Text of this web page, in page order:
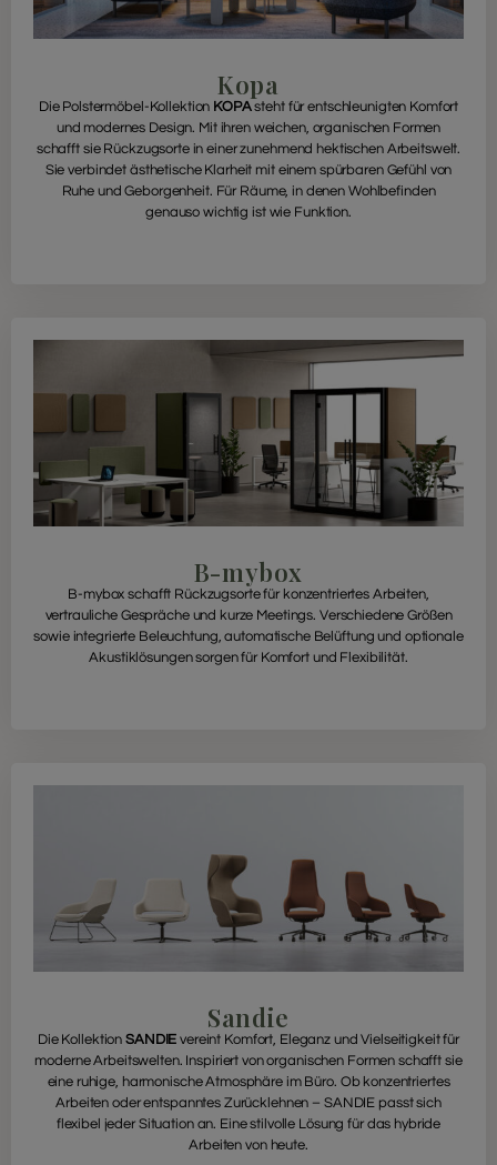
Kopa
Die Polstermöbel-Kollektion KOPAsteht für entschleunigten Komfort
und modernes Design. Mit ihren weichen, organischen Formen
schafft sie Rückzugsorte in einer zunehmend hektischen Arbeitswelt.
Sie verbindet ästhetische Klarheit mit einem spürbaren Gefühl von
Ruhe und Geborgenheit. Für Räume, in denen Wohlbefinden
genauso wichtig ist wie Funktion.
B-mybox
B-mybox schafft Rückzugsorte für konzentriertes Arbeiten,
vertrauliche Gespräche und kurze Meetings. Verschiedene Größen
sowie integrierte Beleuchtung, automatische Belüftung und optionale
Akustiklösungen sorgen für Komfort und Flexibilität.
Sandie
Die KollektionSANDIE vereint Komfort, Eleganz und Vielseitigkeit für
moderne Arbeitswelten. Inspiriert von organischen Formen schafft sie
eine ruhige, harmonische Atmosphäre im Büro. Ob konzentriertes
Arbeiten oder entspanntes Zurücklehnen – SANDIE passt sich
flexibel jeder Situation an. Eine stilvolle Lösung für das hybride
Arbeiten von heute.